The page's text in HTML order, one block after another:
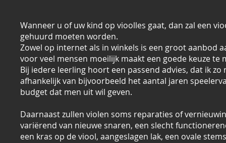
Wanneer u of uw kind op vioolles gaat, dan zal een
gehuurd moeten worden.
Zowel op internet als in winkels is een groot aanbod
voor veel mensen moeilijk maakt een goede keuze te
Bij iedere leerling hoort een passend advies, dat ik zo
afhankelijk van bijvoorbeeld het aantal jaren
budget dat men uit wil geven.
Daarnaast zullen violen soms reparaties of
variërend van nieuwe snaren, een slecht
een kras op de viool, aangeslagen lak, een ovale